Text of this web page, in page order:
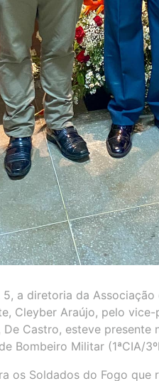
a diretoria da Associação
Cleyber Araújo, pelo
Castro, esteve presente
Bombeiro Militar (1ªCIA/
os Soldados do Fogo